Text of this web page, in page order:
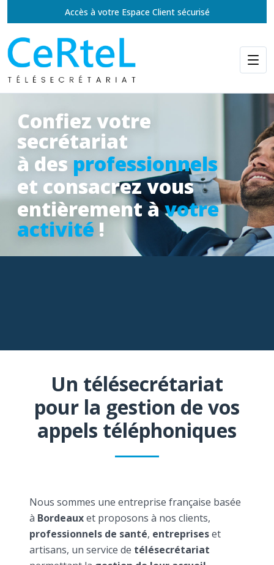
Accès à votre Espace Client sécurisé
Confiez votre
secrétariat
à des professionnels
et consacrez vous
entièrement àvotre
activité !
Un télésecrétariat
pour la gestion de vos
appels téléphoniques
Nous sommes une entreprise française basée
à Bordeauxet proposons à nos clients,
professionnels de santé, entrepriseset
artisans, un service de télésecrétariat